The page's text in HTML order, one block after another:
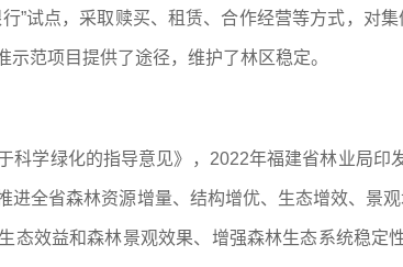
”试点，采取赎买、租赁、合作经营等方式，对
范项目提供了途径，维护了林区稳定。
科学绿化的指导意见》，2022年福建省林业局
进全省森林资源增量、结构增优、生态增效、景
态效益和森林景观效果、增强森林生态系统稳